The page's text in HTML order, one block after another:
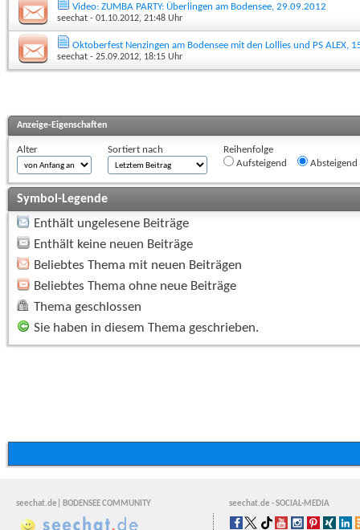
Video: ZUMBA PARTY: Überlingen am Bodensee, 29.09.2012
seechat - 01.10.2012, 21:48 Uhr
Oktoberfest Nenzingen am Bodensee mit den Lollies und PS ALEX,
seechat - 25.09.2012, 18:15 Uhr
Anzeige-Eigenschaften
Alter Sortiert nach
Reihenfolge
Aufsteigend
Absteigend
Symbol-Legende
Enthält ungelesene Beiträge
Enthält keine neuen Beiträge
Beliebtes Thema mit neuen Beiträgen
Beliebtes Thema ohne neue Beiträge
Thema geschlossen
Sie haben in diesem Thema geschrieben.
seechat.de| BODENSEE COMMUNITY seechat.de - SOCIAL-MEDIA